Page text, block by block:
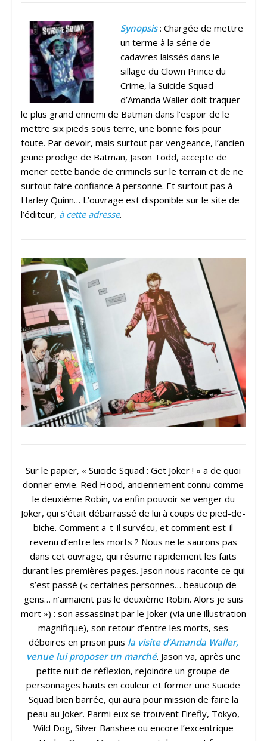
Synopsis: Chargée de mettre
un terme à la série de
cadavres laissés dans le
sillage du Clown Prince du
Crime, la Suicide Squad
d’Amanda Waller doit traquer
le plus grand ennemi de Batman dans l’espoir de le
mettre six pieds sous terre, une bonne fois pour
toute. Par devoir, mais surtout par vengeance, l’ancien
jeune prodige de Batman, Jason Todd, accepte de
mener cette bande de criminels sur le terrain et de ne
surtout faire confiance à personne. Et surtout pas à
Harley Quinn… L’ouvrage est disponible sur le site de
l’éditeur, à cette adresse.
Sur le papier, « Suicide Squad : Get Joker ! » a de quoi
donner envie. Red Hood, anciennement connu comme
le deuxième Robin, va enfin pouvoir se venger du
Joker, qui s’était débarrassé de lui à coups de pied-de-
biche. Comment a-t-il survécu, et comment est-il
revenu d’entre les morts ? Nous ne le saurons pas
dans cet ouvrage, qui résume rapidement les faits
durant les premières pages. Jason nous raconte ce qui
s’est passé (« certaines personnes… beaucoup de
gens… n’aimaient pas le deuxième Robin. Alors je suis
mort ») : son assassinat par le Joker (via une illustration
magnifique), son retour d’entre les morts, ses
déboires en prison puis la visite d’Amanda Waller,
venue lui proposer un marché. Jason va, après une
petite nuit de réflexion, rejoindre un groupe de
personnages hauts en couleur et former une Suicide
Squad bien barrée, qui aura pour mission de faire la
peau au Joker. Parmi eux se trouvent Firefly, Tokyo,
Wild Dog, Silver Banshee ou encore l’excentrique